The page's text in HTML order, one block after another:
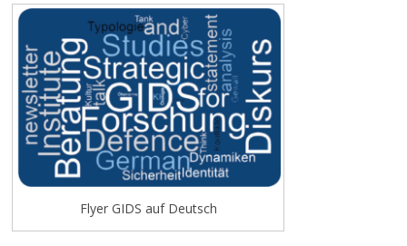
(GIDS)
Hamburg
Flyer GIDS auf Deutsch